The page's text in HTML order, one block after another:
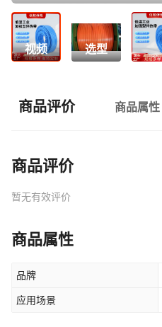
视频 选型
商品评价 商品属性
商品评价
暂无有效评价
商品属性
品牌
应用场景